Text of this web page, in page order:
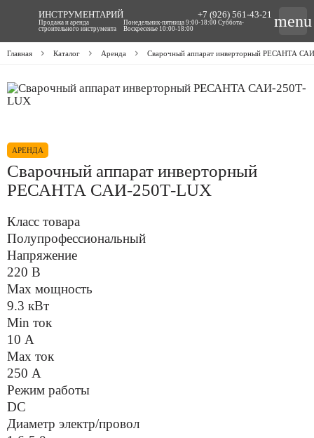
Главная Каталог Аренда Сварочный аппарат инверторный РЕСАНТА
АРЕНДА
Сварочный аппарат инверторный
РЕСАНТА САИ-250Т-LUX
Класс товара
Полупрофессиональный
Напряжение
220 В
Max мощность
9.3 кВт
Min ток
10 А
Max ток
250 А
Режим работы
DC
Диаметр электр/провол
ИНСТРУМЕНТАРИЙ
Продажа и аренда
строительного инструмента
+7 (926) 561-43-21
Понедельник-пятница 9:00-18:00 Суббота-
Воскресенье 10:00-18:00
menu